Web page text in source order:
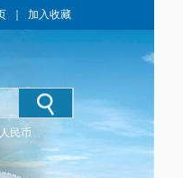
加入收藏
人民币